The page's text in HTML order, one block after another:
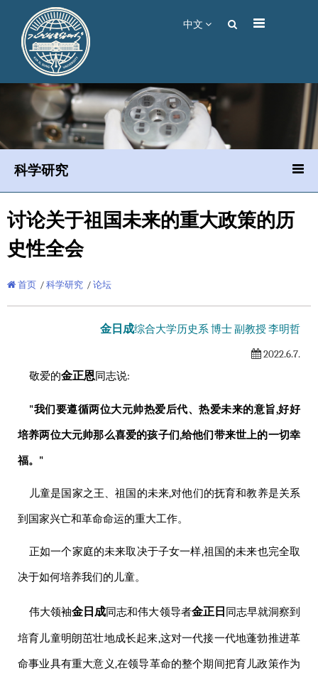
中文
科学研究
讨论关于祖国未来的重大政策的历
史性全会
首页 / 科学研究 / 论坛
金日成综合大学历史系 博士 副教授 李明哲
2022.6.7.
敬爱的金正恩同志说:
"我们要遵循两位大元帅热爱后代、热爱未来的意旨,好好
培养两位大元帅那么喜爱的孩子们,给他们带来世上的一切幸
福。"
儿童是国家之王、祖国的未来,对他们的抚育和教养是关系
到国家兴亡和革命命运的重大工作。
正如一个家庭的未来取决于子女一样,祖国的未来也完全取
决于如何培养我们的儿童。
伟大领袖金日成同志和伟大领导者金正日 同志早就洞察到
培育儿童明朗茁壮地成长起来,这对一代接一代地蓬勃推进革
命事业具有重大意义,在领导革命的整个期间把育儿政策作为